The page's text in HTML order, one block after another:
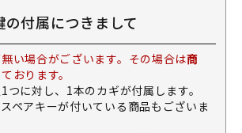
の付属につきまして
い場合がございます。その場合は商
おります。
つに対し、1本のカギが付属します。
ペアキーが付いている商品もございま